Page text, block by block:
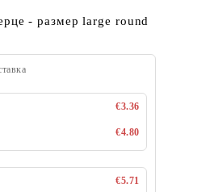
- размер large round
€3.36
€4.80
€5.71